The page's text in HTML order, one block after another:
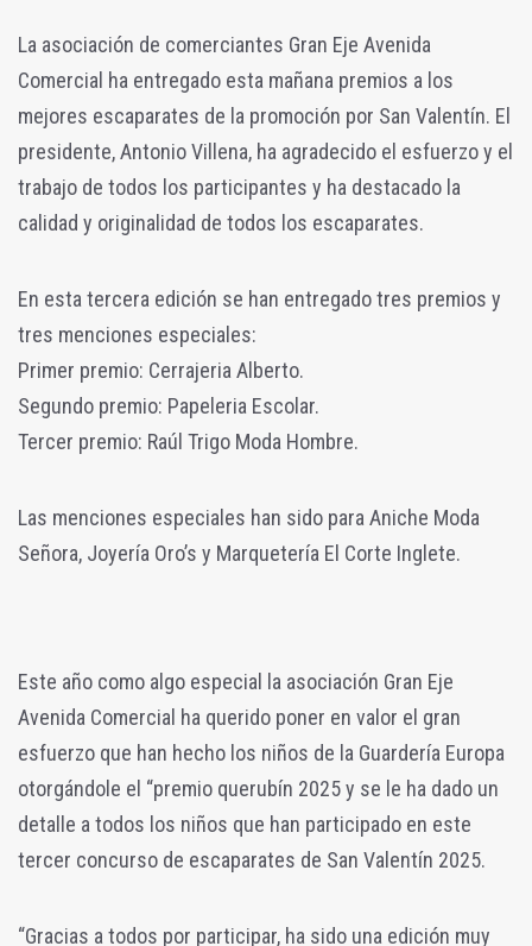
La asociación de comerciantes Gran Eje Avenida
Comercial ha entregado esta mañana premios a los
mejores escaparates de la promoción por San Valentín. El
presidente, Antonio Villena, ha agradecido el esfuerzo y el
trabajo de todos los participantes y ha destacado la
calidad y originalidad de todos los escaparates.
En esta tercera edición se han entregado tres premios y
tres menciones especiales:
Primer premio: Cerrajeria Alberto.
Segundo premio: Papeleria Escolar.
Tercer premio: Raúl Trigo Moda Hombre.
Las menciones especiales han sido para Aniche Moda
Señora, Joyería Oro’s y Marquetería El Corte Inglete.
Este año como algo especial la asociación Gran Eje
Avenida Comercial ha querido poner en valor el gran
esfuerzo que han hecho los niños de la Guardería Europa
otorgándole el “premio querubín 2025 y se le ha dado un
detalle a todos los niños que han participado en este
tercer concurso de escaparates de San Valentín 2025.
“Gracias a todos por participar, ha sido una edición muy